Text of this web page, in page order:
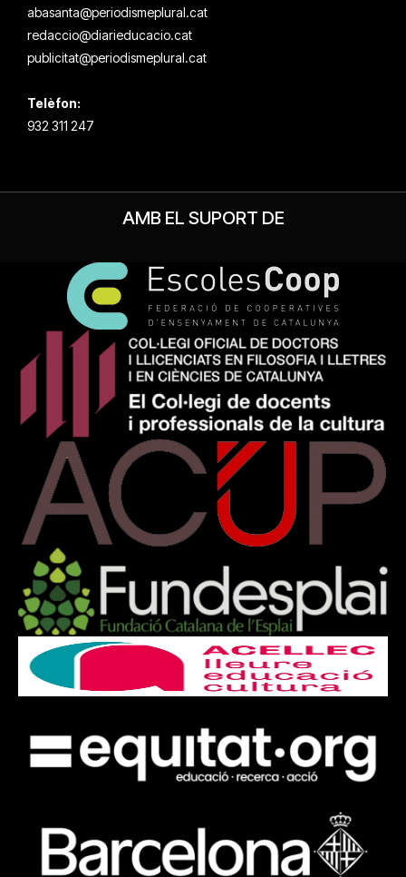
abasanta@periodismeplural.cat
redaccio@diarieducacio.cat
publicitat@periodismeplural.cat
Telèfon:
932 311 247
AMB EL SUPORT DE